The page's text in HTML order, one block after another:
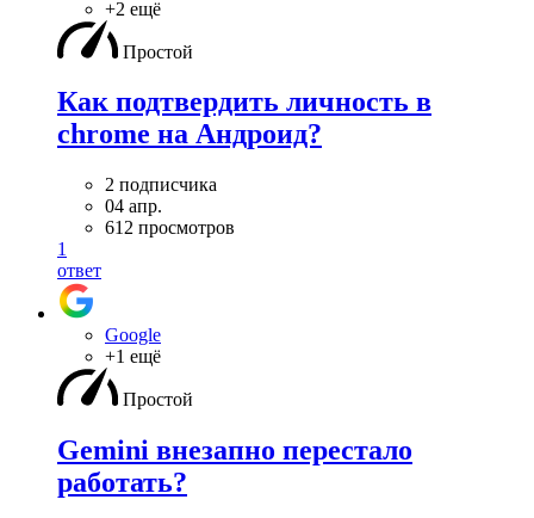
+2 ещё
Простой
Как подтвердить личность в
chrome на Андроид?
2 подписчика
04 апр.
612 просмотров
1
ответ
Google
+1 ещё
Простой
Gemini внезапно перестало
работать?